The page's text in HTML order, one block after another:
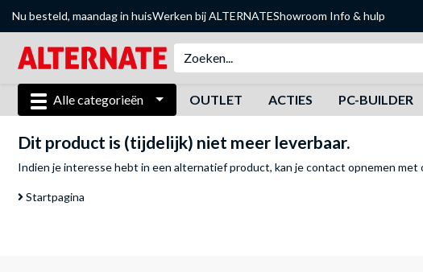
Nu besteld, maandag in huisWerken bij ALTERNATEShowroom Info & hulp
Alle categorieën OUTLET ACTIES PC-BUILDER
Dit product is (tijdelijk) niet meer leverbaar.
Indien je interesse hebt in een alternatief product, kan jecontact opnemen met
Startpagina